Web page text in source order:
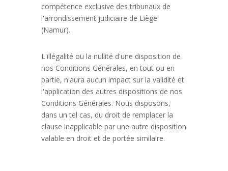
compétence exclusive des tribunaux de
l'arrondissement judiciaire de Liège
(Namur).
L'illégalité ou la nullité d'une disposition de
nos Conditions Générales, en tout ou en
partie, n'aura aucun impact sur la validité et
l'application des autres dispositions de nos
Conditions Générales. Nous disposons,
dans un tel cas, du droit de remplacer la
clause inapplicable par une autre disposition
valable en droit et de portée similaire.